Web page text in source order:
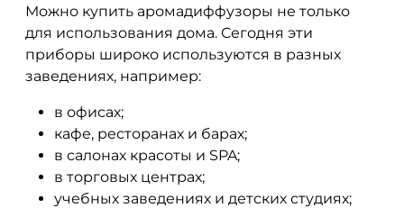
Можно купить аромадиффузоры не только
для использования дома. Сегодня эти
приборы широко используются в разных
заведениях, например:
в офисах;
кафе, ресторанах и барах;
в салонах красоты и SPA;
в торговых центрах;
учебных заведениях и детских студиях;